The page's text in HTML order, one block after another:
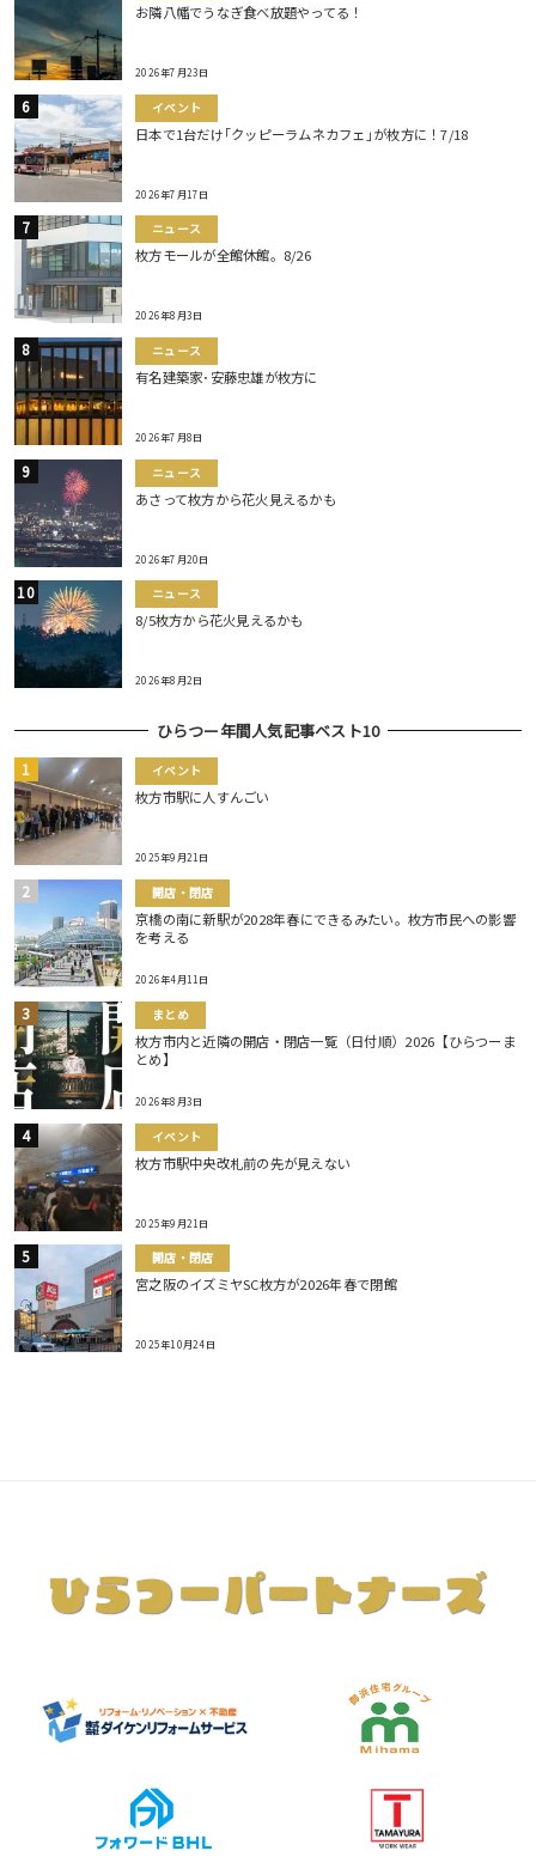
お隣八幡でうなぎ食べ放題やってる！
2026年7月23日
イベント
日本で1台だけ｢クッピーラムネカフェ｣が枚方に！7/18
2026年7月17日
ニュース
枚方モールが全館休館。8/26
2026年8月3日
ニュース
有名建築家･安藤忠雄が枚方に
2026年7月8日
ニュース
あさって枚方から花火見えるかも
2026年7月20日
ニュース
8/5枚方から花火見えるかも
2026年8月2日
ひらつー年間人気記事ベスト10
イベント
枚方市駅に人すんごい
2025年9月21日
開店・閉店
京橋の南に新駅が2028年春にできるみたい。枚方市民への影響
を考える
2026年4月11日
まとめ
枚方市内と近隣の開店・閉店一覧（日付順）2026【ひらつーま
とめ】
2026年8月3日
イベント
枚方市駅中央改札前の先が見えない
2025年9月21日
開店・閉店
宮之阪のイズミヤSC枚方が2026年春で閉館
2025年10月24日